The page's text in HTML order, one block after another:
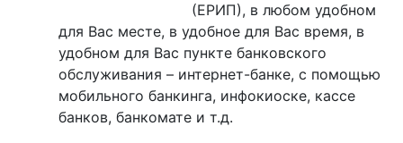
(ЕРИП), в любом удобном
для Вас месте, в удобное для Вас время, в
удобном для Вас пункте банковского
обслуживания – интернет-банке, с помощью
мобильного банкинга, инфокиоске, кассе
банков, банкомате и т.д.